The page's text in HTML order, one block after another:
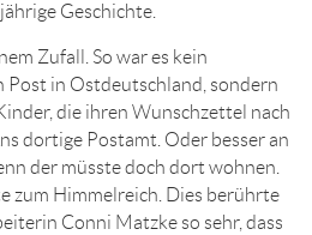
Geschichte.
Zufall. So war es kein
Post in Ostdeutschland, sondern
die ihren Wunschzettel nach
dortige Postamt. Oder besser an
der müsste doch dort wohnen.
zum Himmelreich. Dies berührte
Conni Matzke so sehr, dass